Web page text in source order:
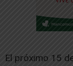
El próximo 15